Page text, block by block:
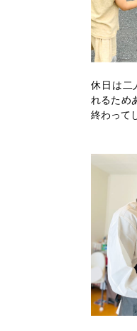
休日は二
れるため
終わって